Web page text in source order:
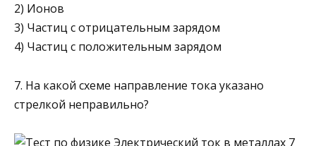
2) Ионов
3) Частиц с отрицательным зарядом
4) Частиц с положительным зарядом
7. На какой схеме направление тока указано
стрелкой непра­вильно?